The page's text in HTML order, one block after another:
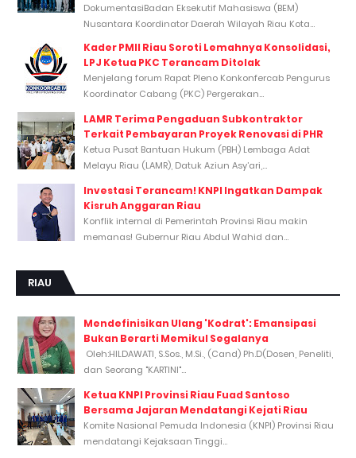
DokumentasiBadan Eksekutif Mahasiswa (BEM)
Nusantara Koordinator Daerah Wilayah Riau Kota...
Kader PMII Riau Soroti Lemahnya Konsolidasi,
LPJ Ketua PKC Terancam Ditolak
Menjelang forum Rapat Pleno Konkonfercab Pengurus
Koordinator Cabang (PKC) Pergerakan...
LAMR Terima Pengaduan Subkontraktor
Terkait Pembayaran Proyek Renovasi di PHR
Ketua Pusat Bantuan Hukum (PBH) Lembaga Adat
Melayu Riau (LAMR), Datuk Aziun Asy’ari,...
Investasi Terancam! KNPI Ingatkan Dampak
Kisruh Anggaran Riau
Konflik internal di Pemerintah Provinsi Riau makin
memanas! Gubernur Riau Abdul Wahid dan...
RIAU
Mendefinisikan Ulang 'Kodrat': Emansipasi
Bukan Berarti Memikul Segalanya
Oleh:HILDAWATI, S.Sos., M.Si., (Cand) Ph.D(Dosen, Peneliti,
dan Seorang "KARTINI"...
Ketua KNPI Provinsi Riau Fuad Santoso
Bersama Jajaran Mendatangi Kejati Riau
Komite Nasional Pemuda Indonesia (KNPI) Provinsi Riau
mendatangi Kejaksaan Tinggi...